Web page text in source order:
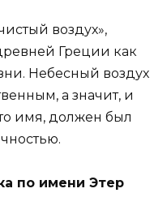
воздух»,
Греции как
Небесный воздух
а значит, и
имя, должен был
по имени Этер